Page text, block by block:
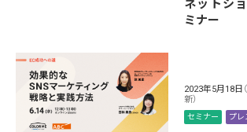
ネットシ
ミナー
2023年5月18日
新）
セミナー プレ